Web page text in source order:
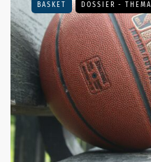
BASKET DOSSIER - THEMA